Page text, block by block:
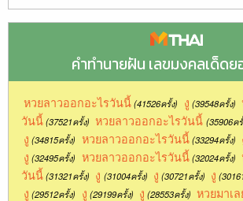
คำทำนายฝัน เลขมงคลเด็ด
หวยลาวออกอะไรวันนี้ (41526ครั้ง) งู (39548ครั้ง)
วันนี้(37521ครั้ง) หวยลาวออกอะไรวันนี้ (35906ค
งู (34815ครั้ง) หวยลาวออกอะไรวันนี้ (33294ครั้ง)
งู (32495ครั้ง) หวยลาวออกอะไรวันนี้ (32024ครั้ง)
วันนี้(31321ครั้ง) งู (31004ครั้ง) งู (30721ครั้ง) งู
งู (29512ครั้ง) งู (29199ครั้ง) งู (28553ครั้ง) หวยมาเ